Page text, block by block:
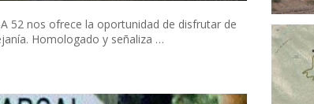
52 nos ofrece la oportunidad de disfrutar de
Homologado y señaliza …